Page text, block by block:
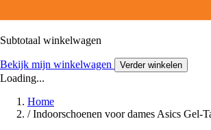
Subtotaal winkelwagen
Bekijk mijn winkelwagen Verder winkelen
Loading...
Home
/ Indoorschoenen voor dames Asics Gel-